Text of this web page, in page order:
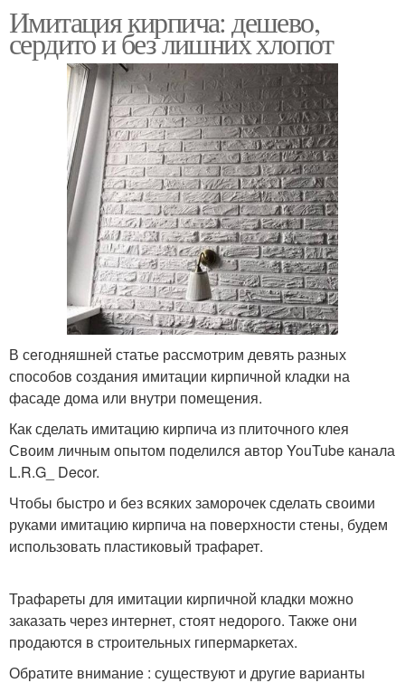
Имитация кирпича: дешево,
сердито и без лишних хлопот
В сегодняшней статье рассмотрим девять разных
способов создания имитации кирпичной кладки на
фасаде дома или внутри помещения.
Как сделать имитацию кирпича из плиточного клея
Своим личным опытом поделился автор YouTube канала
L.R.G_ Decor.
Чтобы быстро и без всяких заморочек сделать своими
руками имитацию кирпича на поверхности стены, будем
использовать пластиковый трафарет.
Трафареты для имитации кирпичной кладки можно
заказать через интернет, стоят недорого. Также они
продаются в строительных гипермаркетах.
Обратите внимание : существуют и другие варианты